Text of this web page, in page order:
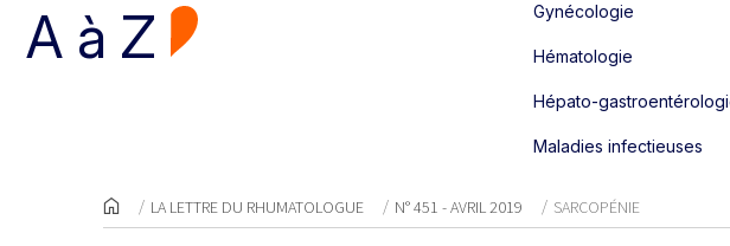
A à Z
Gynécologie
Hématologie
Hépato-
Maladies infectieuses
LA LETTRE DU RHUMATOLOGUE N° 451 - AVRIL 2019 SARCOPÉNIE